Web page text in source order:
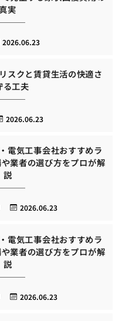
実
2026.06.23
スクと賃貸生活の快適さ
る工夫
2026.06.23
電気工事会社おすすめラ
業者の選び方をプロが解
説
2026.06.23
電気工事会社おすすめラ
業者の選び方をプロが解
説
2026.06.23